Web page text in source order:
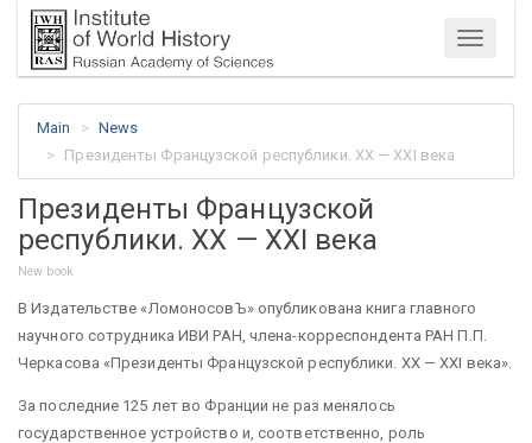
Menu
Main
News
Президенты Французской республики. XX — XXI века
Президенты Французской
республики. XX — XXI века
New book
В Издательстве «ЛомоносовЪ» опубликована книга главного
научного сотрудника ИВИ РАН, члена-корреспондента РАН П.П.
Черкасова «Президенты Французской республики. XX — XXI века».
За последние 125 лет во Франции не раз менялось
государственное устройство и, соответственно, роль